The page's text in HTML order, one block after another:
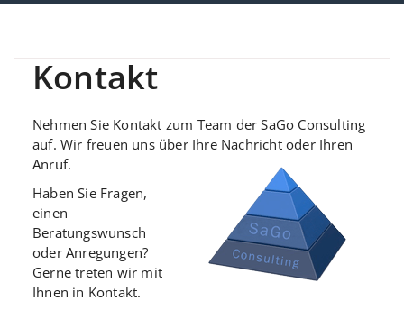
Kontakt
Nehmen Sie Kontakt zum Team der SaGo Consulting
auf. Wir freuen uns über Ihre Nachricht oder Ihren
Anruf.
Haben Sie Fragen,
einen
Beratungswunsch
oder Anregungen?
Gerne treten wir mit
Ihnen in Kontakt.